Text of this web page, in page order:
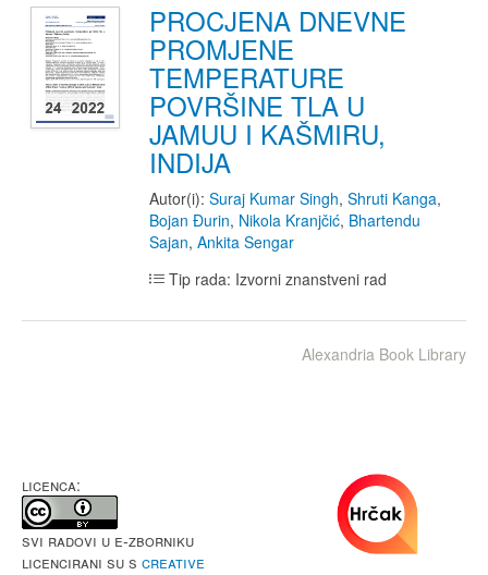
PROCJENA DNEVNE
PROMJENE
TEMPERATURE
POVRŠINE TLA U
JAMUU I KAŠMIRU,
INDIJA
Autor(i): Suraj Kumar Singh, Shruti Kanga,
Bojan Đurin, Nikola Kranjčić, Bhartendu
Sajan, Ankita Sengar
Tip rada: Izvorni znanstveni rad
Alexandria Book Library
LICENCA:
Svi radovi u e-Zborniku
licencirani su s Creative